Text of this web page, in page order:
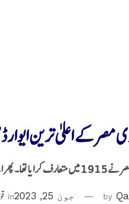
مصر کے اعلیٰ ترین
کامل نے قائم کیا۔
by جون 25, 2023 in